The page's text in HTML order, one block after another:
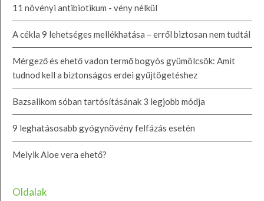
11 növényi antibiotikum - vény nélkül
A cékla 9 lehetséges mellékhatása – erről biztosan nem tudtál
Mérgező és ehető vadon termő bogyós gyümölcsök: Amit
tudnod kell a biztonságos erdei gyűjtögetéshez
Bazsalikom sóban tartósításának 3 legjobb módja
9 leghatásosabb gyógynövény felfázás esetén
Melyik Aloe vera ehető?
Oldalak